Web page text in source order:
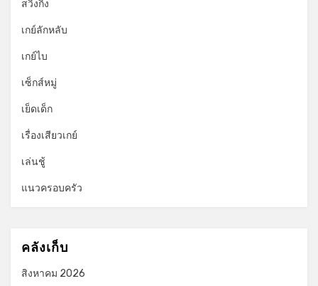
สวิงกิ้ง
เกย์ลักหลับ
เกย์ไบ
เซ็กส์หมู่
เย็ดเด็ก
เรื่องเสียวเกย์
เล่นชู้
แนวครอบครัว
คลังเก็บ
สิงหาคม 2026